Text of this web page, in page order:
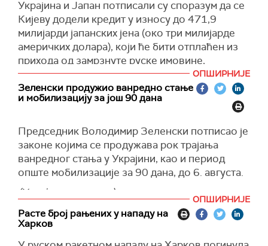
(Танјуг)
хеликоптера Ка-52М, припадници Оружаних
снага Украјине уништени.
(Известија)
Украјина и Јапан потписали су споразум да се
Кијеву додели кредит у износу до 471,9
милијарди јапанских јена (око три милијарде
америчких долара), који ће бити отплаћен из
прихода од замрзнуте руске имовине,
саопштило је украјинско Министарство
финансија.
Средства су део механизма за ванредно
у укупном износу од око 50 милијарди
долара.
Финансирање је предвиђено на 30 година.
(Укринформ)
ОПШИРНИЈЕ
Зеленски продужио ванредно стање
и мобилизацију за још 90 дана
Председник Володимир Зеленски потписао је
законе којима се продужава рок трајања
ванредног стања у Украјини, као и период
опште мобилизације за 90 дана, до 6. августа.
(Украјинска правда)
ОПШИРНИЈЕ
Расте број рањених у нападу на
Харков